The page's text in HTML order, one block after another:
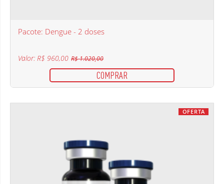
Pacote: Dengue - 2 doses
Valor: R$ 960,00 R$ 1.020,00
COMPRAR
OFERTA